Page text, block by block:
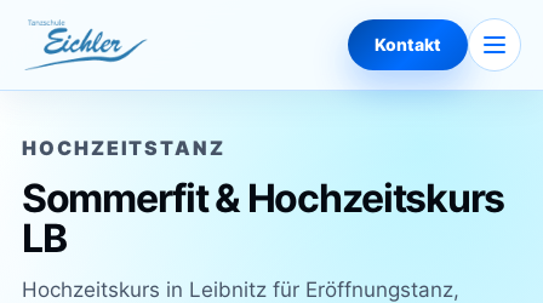
Kontakt
HOCHZEITSTANZ
Sommerfit & Hochzeitskurs
LB
Hochzeitskurs in Leibnitz für Eröffnungstanz,